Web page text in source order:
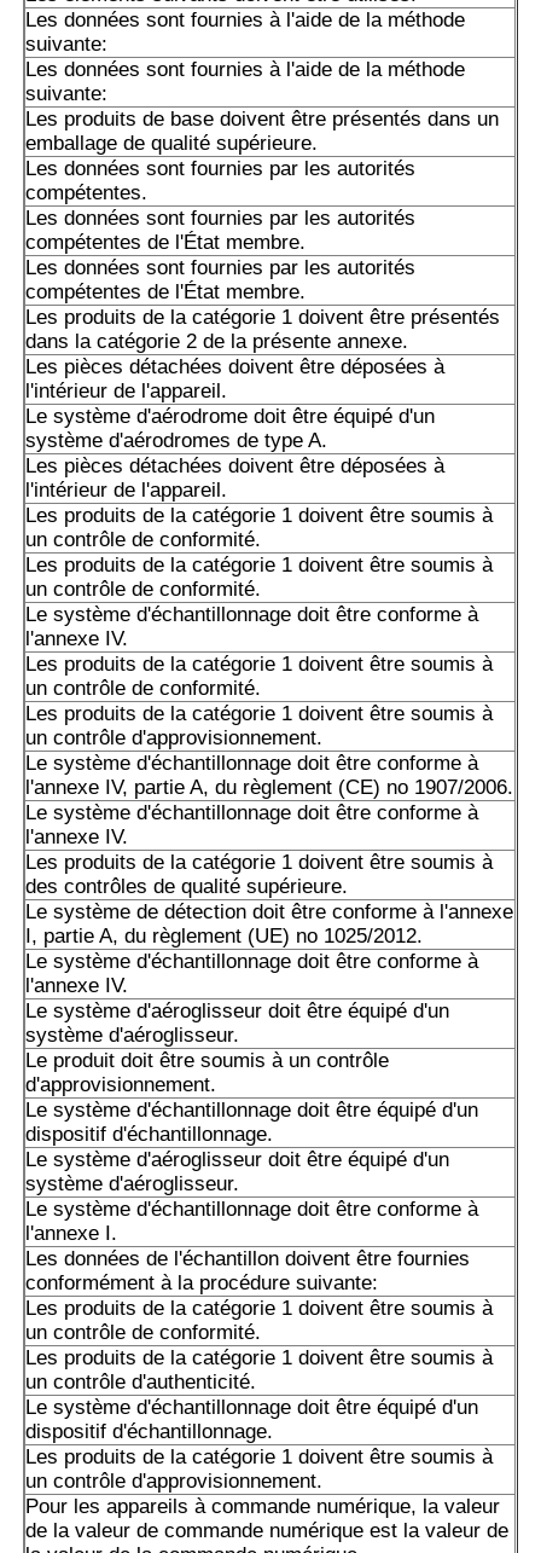
Les données sont fournies à l'aide de la méthode
suivante:
Les données sont fournies à l'aide de la méthode
suivante:
Les produits de base doivent être présentés dans un
emballage de qualité supérieure.
Les données sont fournies par les autorités
compétentes.
Les données sont fournies par les autorités
compétentes de l'État membre.
Les données sont fournies par les autorités
compétentes de l'État membre.
Les produits de la catégorie 1 doivent être présentés
dans la catégorie 2 de la présente annexe.
Les pièces détachées doivent être déposées à
l'intérieur de l'appareil.
Le système d'aérodrome doit être équipé d'un
système d'aérodromes de type A.
Les pièces détachées doivent être déposées à
l'intérieur de l'appareil.
Les produits de la catégorie 1 doivent être soumis à
un contrôle de conformité.
Les produits de la catégorie 1 doivent être soumis à
un contrôle de conformité.
Le système d'échantillonnage doit être conforme à
l'annexe IV.
Les produits de la catégorie 1 doivent être soumis à
un contrôle de conformité.
Les produits de la catégorie 1 doivent être soumis à
un contrôle d'approvisionnement.
Le système d'échantillonnage doit être conforme à
l'annexe IV, partie A, du règlement (CE) no 1907/2006.
Le système d'échantillonnage doit être conforme à
l'annexe IV.
Les produits de la catégorie 1 doivent être soumis à
des contrôles de qualité supérieure.
Le système de détection doit être conforme à l'annexe
I, partie A, du règlement (UE) no 1025/2012.
Le système d'échantillonnage doit être conforme à
l'annexe IV.
Le système d'aéroglisseur doit être équipé d'un
système d'aéroglisseur.
Le produit doit être soumis à un contrôle
d'approvisionnement.
Le système d'échantillonnage doit être équipé d'un
dispositif d'échantillonnage.
Le système d'aéroglisseur doit être équipé d'un
système d'aéroglisseur.
Le système d'échantillonnage doit être conforme à
l'annexe I.
Les données de l'échantillon doivent être fournies
conformément à la procédure suivante:
Les produits de la catégorie 1 doivent être soumis à
un contrôle de conformité.
Les produits de la catégorie 1 doivent être soumis à
un contrôle d'authenticité.
Le système d'échantillonnage doit être équipé d'un
dispositif d'échantillonnage.
Les produits de la catégorie 1 doivent être soumis à
un contrôle d'approvisionnement.
Pour les appareils à commande numérique, la valeur
de la valeur de commande numérique est la valeur de